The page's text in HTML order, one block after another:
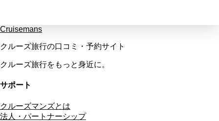
Cruisemans
クルーズ旅行の口コミ・予約サイト
クルーズ旅行をもっと身近に。
サポート
クルーズマンズとは
法人・パートナーシップ